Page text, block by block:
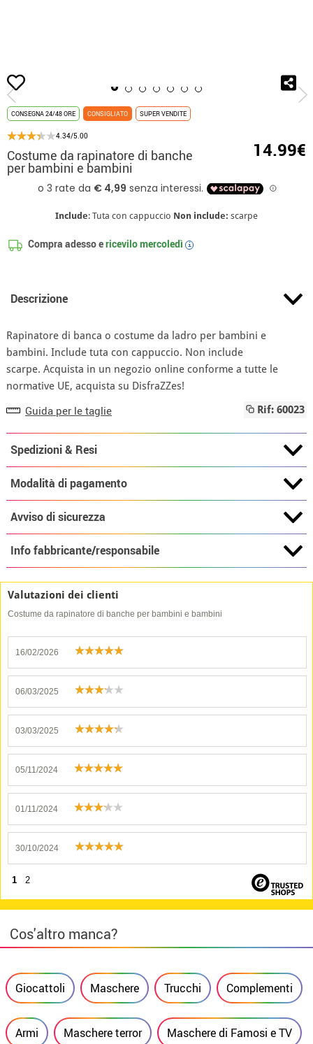
Inizio Costume da rapinatore di banche per
CONSEGNA 24/48 ORE CONSIGLIATO SUPER VENDITE
4.34/5.00
Costume da rapinatore di banche
per bambini e bambini
14.99€
Include: Tuta con cappuccio Non include: scarpe
Compra adesso ericevilomercoledì i
Descrizione
Rapinatore di banca o costume da ladro per bambini e
bambini. Include tuta con cappuccio. Non include
scarpe. Acquista in un negozio online conforme a tutte le
normative UE, acquista su DisfraZZes!
Guida per le taglie Rif: 60023
Spedizioni & Resi
Modalità di pagamento
Avviso di sicurezza
Info fabbricante/responsabile
Valutazioni dei clienti
Costume da rapinatore di banche per bambini e bambini
16/02/2026
06/03/2025
03/03/2025
05/11/2024
01/11/2024
30/10/2024
1 2
Cos'altro manca?
Giocattoli Maschere Trucchi Complementi
Armi Maschere terror Maschere di Famosi e TV